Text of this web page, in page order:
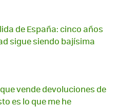
de España: cinco años
sigue siendo bajísima
vende devoluciones de
es lo que me he